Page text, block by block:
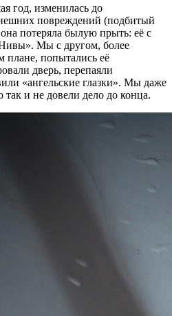
год, изменилась до
повреждений (подбитый
потеряла былую прыть: её с
Мы с другом, более
плане, попытались её
дверь, перепаяли
«ангельские глазки». Мы даже
так и не довели дело до конца.